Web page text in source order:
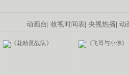
动画台 收视时间表 央视热播 动